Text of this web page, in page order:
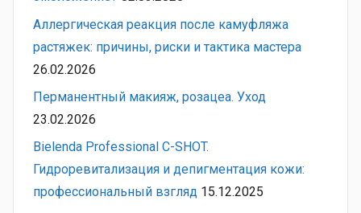
Аллергическая реакция после камуфляжа
растяжек: причины, риски и тактика мастера
26.02.2026
Перманентный макияж, розацеа. Уход
23.02.2026
Bielenda Professional C-SHOT.
Гидроревитализация и депигментация кожи:
профессиональный взгляд 15.12.2025